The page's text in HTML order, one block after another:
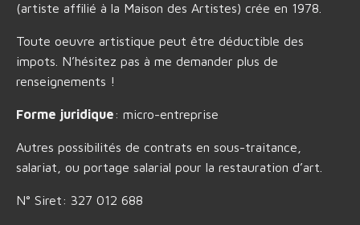
(artiste affilié à la Maison des Artistes) crée en 1978.
Toute oeuvre artistique peut être déductible des
impots. N’hésitez pas à me demander plus de
renseignements !
Forme juridique: micro-entreprise
Autres possibilités de contrats en sous-traitance,
salariat, ou portage salarial pour la restauration d’art.
N° Siret: 327 012 688